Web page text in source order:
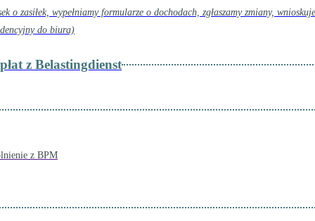
o zasiłek, wypełniamy formularze o dochodach, zgłaszamy zmiany,
do biura)
z Belastingdienst
z BPM